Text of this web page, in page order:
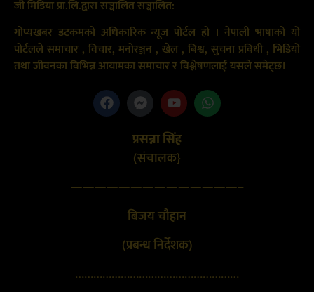
जी मिडिया प्रा.लि.द्वारा सञ्चालित सञ्चालित:
गोप्यखबर डटकमको अधिकारिक न्यूज पोर्टल हो । नेपाली भाषाको यो
पोर्टलले समाचार , विचार, मनोरञ्जन , खेल , बिश्व, सुचना प्रविधी , भिडियो
तथा जीवनका विभिन्न आयामका समाचार र विश्लेषणलाई यसले समेट्छ।
प्रसन्ना सिंह
(संचालक}
——————————————–
बिजय चौहान
(प्रबन्ध निर्देशक)
………………………………………………